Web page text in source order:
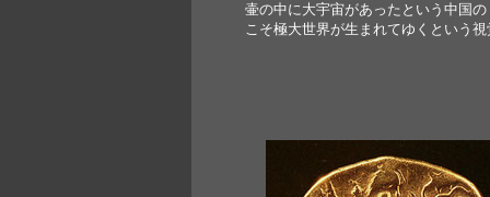
壷の中に大宇宙があったという中国
こそ極大世界が生まれてゆくという